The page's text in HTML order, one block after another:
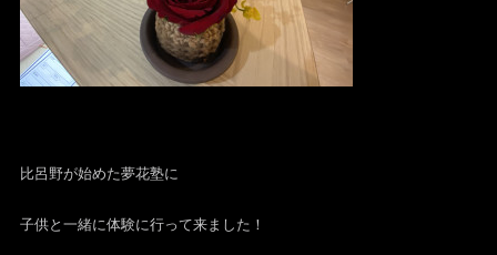
比呂野が始めた夢花塾に
子供と一緒に体験に行って来ました！